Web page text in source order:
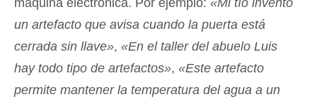
máquina electrónica. Por ejemplo: «Mi tío inventó
un artefacto que avisa cuando la puerta está
cerrada sin llave», «En el taller del abuelo Luis
hay todo tipo de artefactos», «Este artefacto
permite mantener la temperatura del agua a un